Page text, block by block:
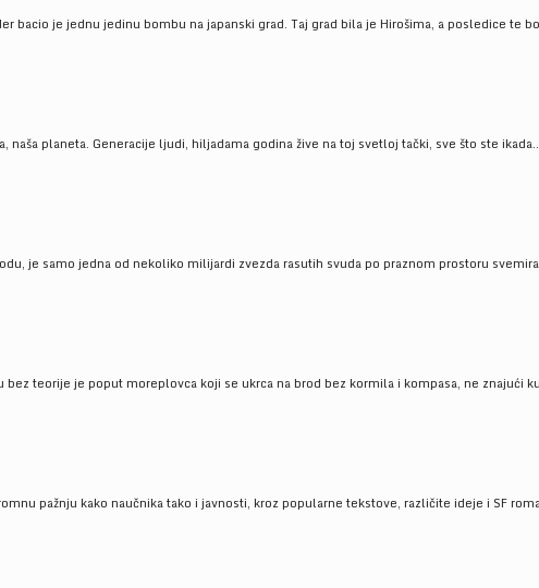
bacio je jednu jedinu bombu na japanski grad. Taj grad bila je Hirošima, a posledice te
planeta. Generacije ljudi, hiljadama godina žive na toj svetloj tački, sve što ste
je samo jedna od nekoliko milijardi zvezda rasutih svuda po praznom prostoru
bez teorije je poput moreplovca koji se ukrca na brod bez kormila i kompasa, ne znajući
pažnju kako naučnika tako i javnosti, kroz popularne tekstove, različite ideje i SF